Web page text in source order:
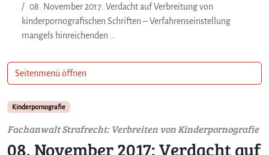
08. November 2017: Verdacht auf Verbreitung von
kinderpornografischen Schriften – Verfahrenseinstellung
mangels hinreichenden …
Kinderpornografie
Fachanwalt Strafrecht: Verbreiten von Kinderpornografie
08. November 2017: Verdacht auf
Seitenmenü öffnen